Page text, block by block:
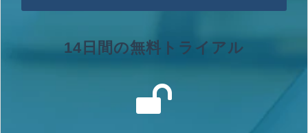
14日間の無料トライアル